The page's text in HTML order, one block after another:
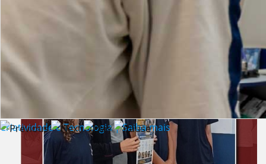
Criatividade e Tecnologia | Saiba mais